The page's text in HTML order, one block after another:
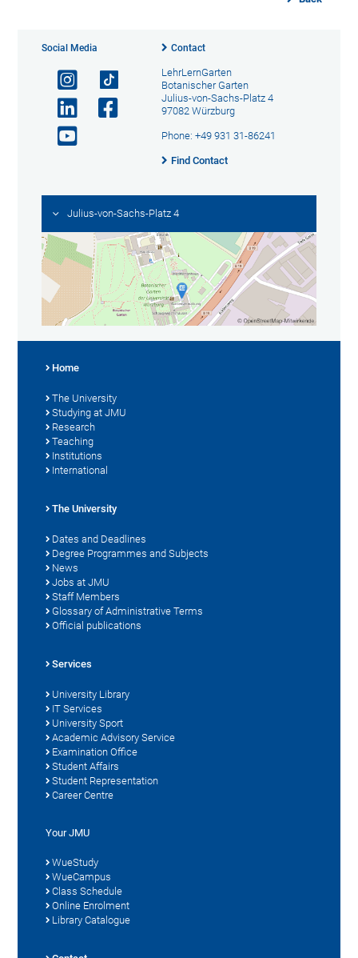
Social Media Contact
LehrLernGarten
Botanischer Garten
Julius-von-Sachs-Platz 4
97082 Würzburg
Phone: +49 931 31-86241
Find Contact
Julius-von-Sachs-Platz 4
Home
The University
Studying at JMU
Research
Teaching
Institutions
International
The University
Dates and Deadlines
Degree Programmes and Subjects
News
Jobs at JMU
Staff Members
Glossary of Administrative Terms
Official publications
Services
University Library
IT Services
University Sport
Academic Advisory Service
Examination Office
Student Affairs
Student Representation
Career Centre
Your JMU
WueStudy
WueCampus
Class Schedule
Online Enrolment
Library Catalogue